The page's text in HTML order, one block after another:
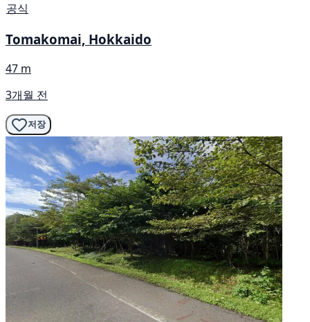
공식
Tomakomai, Hokkaido
47 m
3개월 전
저장